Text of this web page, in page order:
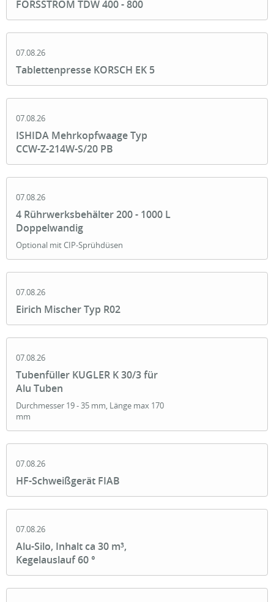
FORSSTROM TDW 400 - 800
07.08.26
Tablettenpresse KORSCH EK 5
07.08.26
ISHIDA Mehrkopfwaage Typ
CCW-Z-214W-S/20 PB
07.08.26
4 Rührwerksbehälter 200 - 1000 L
Doppelwandig
Optional mit CIP-Sprühdüsen
07.08.26
Eirich Mischer Typ R02
07.08.26
Tubenfüller KUGLER K 30/3 für
Alu Tuben
Durchmesser 19 - 35 mm, Länge max 170
mm
07.08.26
HF-Schweißgerät FIAB
07.08.26
Alu-Silo, Inhalt ca 30 m³,
Kegelauslauf 60 °